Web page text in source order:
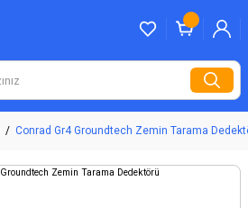
Conrad Gr4 Groundtech Zemin Tarama